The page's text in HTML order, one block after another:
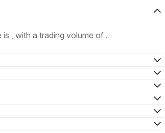
, with a trading volume of .